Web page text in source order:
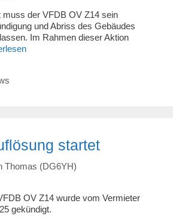
muss der VFDB OV Z14 sein
und Abriss des Gebäudes
Im Rahmen dieser Aktion
startet
Thomas (DG6YH)
OV Z14 wurde vom Vermieter
gekündigt.